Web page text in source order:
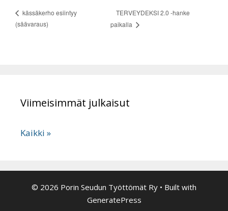
kässäkerho esiintyy
(säävaraus)
TERVEYDEKSI 2.0 -hanke
paikalla
Viimeisimmät julkaisut
Kaikki »
© 2026 Porin Seudun Työttömät Ry • Built with
GeneratePress